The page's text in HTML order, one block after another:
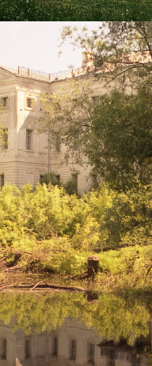
ЗАВОД
Полотняный
именному приказу
Т. Филатовым-
завода (отсюда
1720 году им же в
Гончаровым,
была основана
перешел в
в 1830 и 1834